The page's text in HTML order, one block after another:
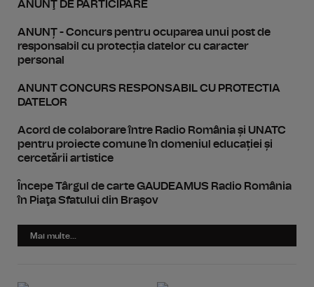
ANUNŢ DE PARTICIPARE
ANUNȚ - Concurs pentru ocuparea unui post de
responsabil cu protecția datelor cu caracter
personal
ANUNT CONCURS RESPONSABIL CU PROTECTIA
DATELOR
Acord de colaborare între Radio România și UNATC
pentru proiecte comune în domeniul educației și
cercetării artistice
Începe Târgul de carte GAUDEAMUS Radio România
în Piaţa Sfatului din Braşov
Mai multe...